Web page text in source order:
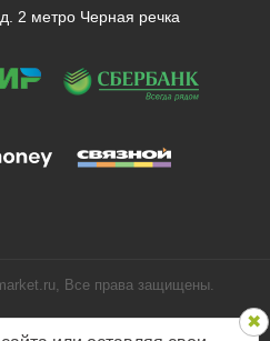
2 метро Черная речка
Все права защищены.